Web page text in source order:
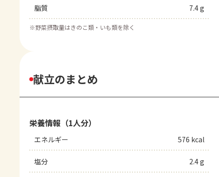
脂質 7.4 g
※野菜摂取量はきのこ類・いも類を除く
献立のまとめ
栄養情報（1人分）
エネルギー 576 kcal
塩分 2.4 g